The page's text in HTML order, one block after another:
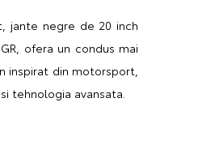
jante negre de 20 inch
ofera un condus mai
inspirat din motorsport,
tehnologia avansata.